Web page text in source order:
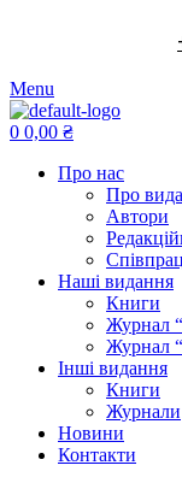
Menu
0 0,00 ₴
Про нас
Про
Автори
Наші видання
Книги
Журнал
Журнал
Інші видання
Книги
Журнали
Новини
Контакти